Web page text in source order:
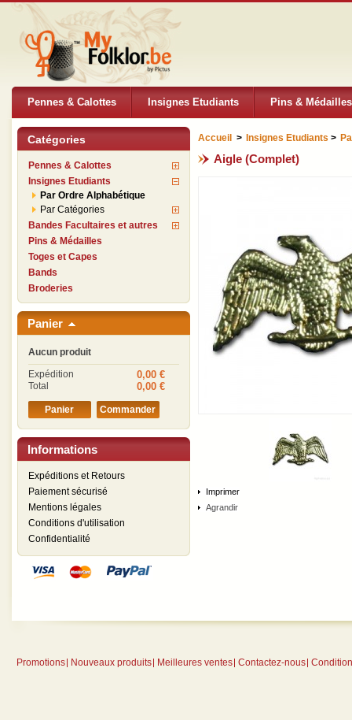
Pennes & Calottes Insignes Etudiants Pins & Médailles
Catégories
Pennes & Calottes
Insignes Etudiants
Par Ordre Alphabétique
Par Catégories
Bandes Facultaires et autres
Pins & Médailles
Toges et Capes
Bands
Broderies
Panier
Aucun produit
Expédition
0,00 €
Total 0,00 €
Panier Commander
Informations
Expéditions et Retours
Paiement sécurisé
Mentions légales
Conditions d'utilisation
Confidentialité
Accueil > Insignes Etudiants >
Aigle (Complet)
Imprimer
Agrandir
Promotions Nouveaux produits Meilleures ventes Contactez-nous